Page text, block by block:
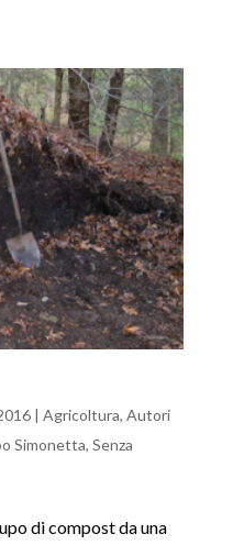
| Agricoltura, Autori
Simonetta, Senza
di compost da una